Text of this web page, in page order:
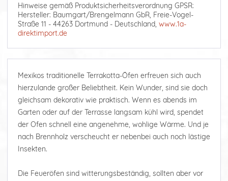
Hinweise gemäß Produktsicherheitsverordnung GPSR:
Hersteller: Baumgart/Brengelmann GbR, Freie-Vogel-
Straße 11 - 44263 Dortmund - Deutschland, www.1a-
direktimport.de
Mexikos traditionelle Terrakotta-Öfen erfreuen sich auch
hierzulande großer Beliebtheit. Kein Wunder, sind sie doch
gleichsam dekorativ wie praktisch. Wenn es abends im
Garten oder auf der Terrasse langsam kühl wird, spendet
der Ofen schnell eine angenehme, wohlige Wärme. Und je
nach Brennholz verscheucht er nebenbei auch noch lästige
Insekten.
Die Feueröfen sind witterungsbeständig, sollten aber vor